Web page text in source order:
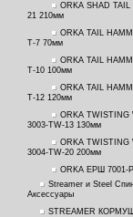
ORKA SHAD TAIL
21 210мм
ORKA TAIL
T-7 70мм
ORKA TAIL
T-10 100мм
ORKA TAIL
T-12 120мм
ORKA TWISTING
3003-TW-13 130мм
ORKA TWISTING
3004-TW-20 200мм
ORKA ЕРШ 7001-
Streamer и Steel
Аксессуары
STREAMER